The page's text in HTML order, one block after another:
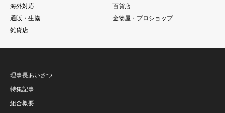
海外対応
百貨店
通販・生協
金物屋・プロショップ
雑貨店
理事長あいさつ
特集記事
組合概要